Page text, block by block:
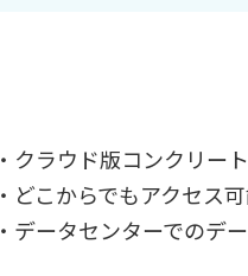
・クラウド版コンクリー
・どこからでもアクセス
・データセンターでのデ